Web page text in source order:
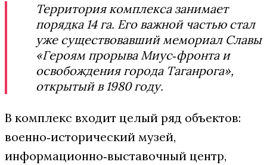
Территория комплекса занимает
порядка 14 га. Его важной частью стал
уже существовавший мемориал Славы
«Героям прорыва Миус‑фронта и
освобождения города Таганрога»,
открытый в 1980 году.
В комплекс входит целый ряд объектов:
военно‑исторический музей,
информационно‑выставочный центр,